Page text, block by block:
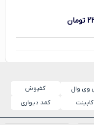
تومان
وی وال
کفپوش
کابینت کمد دیواری